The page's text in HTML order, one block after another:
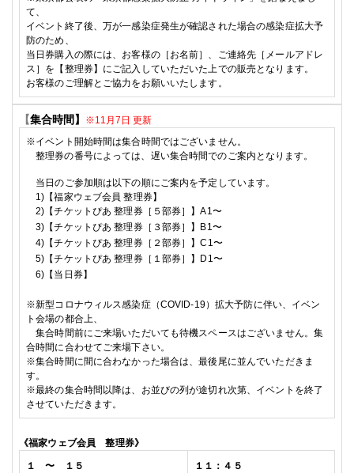
て、
イベント終了後、万が一感染症発生が確認された場合の感染症拡大予
防のため、
当日券購入の際には、お客様の［お名前］、ご連絡先［メールアドレ
ス］を【整理券】にご記入していただいた上での販売となります。
お客様のご理解とご協力をお願いいたします。
【集合時間】
※11月7日 更新
※イベント開始時間は集合時間ではございません。
整理券の番号によっては、遅い集合時間でのご案内となります。
当日のご参加順は以下の 順にご案内を予定しています。
1)【福家ウェブ会員 整理券】
2) 【チケットぴあ 整理券［５部券］】A1〜
3) 【チケットぴあ 整理券［３部券］】B1〜
4) 【チケットぴあ 整理券［２部券］】C1〜
5) 【チケットぴあ 整理券［１部券］】D1〜
6) 【当日券】
※新型コロナウィルス感染症（COVID-19）拡大予防に伴い、イベン
ト会場の都合上、
集合時間前にご来場いただいても待機スペースはございません。集
合時間に合わせてご来場下さい。
※集合時間に間に合わなかった場合は、最後尾に並んでいただきま
す。
※最終の集合時間以降は、お並びの列が途切れ次第、イベントを終了
させていただきます。
《福家ウェブ会員整理券》
１〜 １５ １１：４５